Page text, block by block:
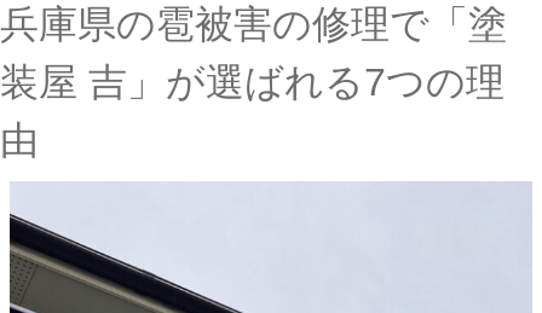
兵庫県の雹被害の修理で「塗
装屋 吉」が選ばれる7つの理
由